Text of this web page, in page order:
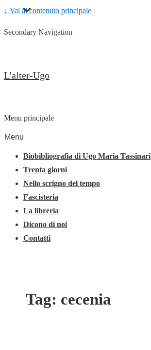
↓ Vai al contenuto principale
Secondary Navigation
L'alter-Ugo
Menu principale
Menu
Biobibliografia di Ugo Maria Tassinari
Trenta giorni
Nello scrigno del tempo
Fascisteria
La libreria
Dicono di noi
Contatti
Tag: cecenia